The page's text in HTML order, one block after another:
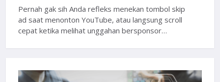
Pernah gak sih Anda refleks menekan tombol skip
ad saat menonton YouTube, atau langsung scroll
cepat ketika melihat unggahan bersponsor…